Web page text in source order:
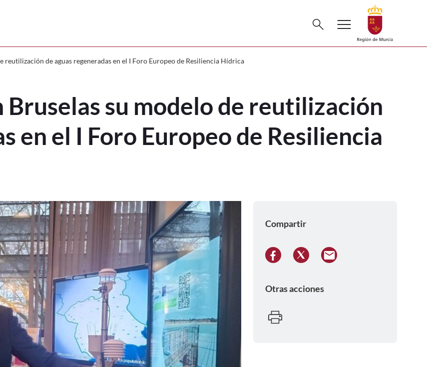
modelo de reutilización de aguas regeneradas en el I Foro Europeo de
Buscar
search menu
reutilización de aguas regeneradas en el I Foro Europeo de Resiliencia Hídrica
Bruselas su modelo de reutilización
en el I Foro Europeo de Resiliencia
Compartir
Otras acciones